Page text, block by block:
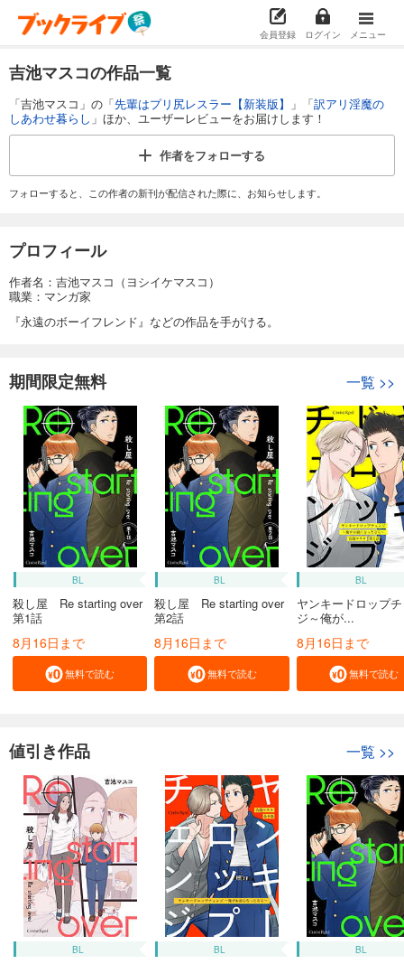
会員登録 ログイン メニュー
吉池マスコの作品一覧
「吉池マスコ」の「先輩はプリ尻レスラー【新装版】 」「訳アリ淫魔の
しあわせ暮らし 」ほか、ユーザーレビューをお届けします！
作者をフォローする
フォローすると、この作者の新刊が配信された際に、お知らせします。
プロフィール
作者名：吉池マスコ（ヨシイケマスコ）
職業：マンガ家
『永遠のボーイフレンド』などの作品を手がける。
期間限定無料 一覧 >>
BL
殺し屋 Re starting over
第1話
8月16日まで
無料で読む
BL
殺し屋 Re starting over
第2話
8月16日まで
無料で読む
BL
ヤンキードロップ
ジ～俺が...
8月16日まで
無料で読む
値引き作品 一覧 >>
BL BL BL